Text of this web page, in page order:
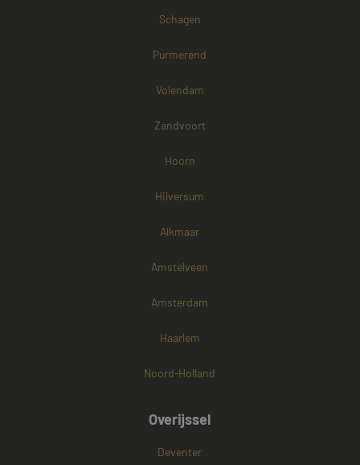
Schagen
Purmerend
Volendam
Zandvoort
Hoorn
Hilversum
Alkmaar
Amstelveen
Amsterdam
Haarlem
Noord-Holland
Overijssel
Deventer